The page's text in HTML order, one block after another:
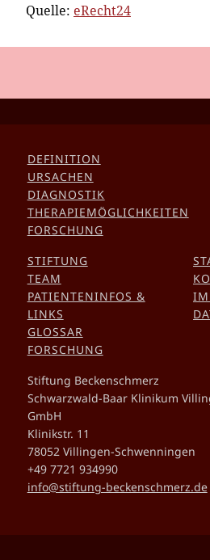
Quelle: eRecht24
DEFINITION
URSACHEN
DIAGNOSTIK
THERAPIEMÖGLICHKEITEN
FORSCHUNG
STIFTUNG
TEAM
PATIENTENINFOS &
LINKS
GLOSSAR
FORSCHUNG
Stiftung Beckenschmerz
Schwarzwald-Baar Klinikum
GmbH
Klinikstr. 11
78052 Villingen-Schwenningen
+49 7721 934990
info@stiftung-beckenschmerz.de